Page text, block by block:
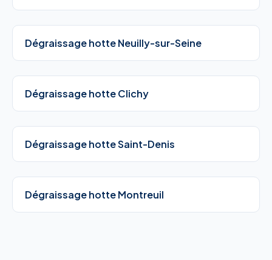
Dégraissage hotte Neuilly-sur-Seine
Dégraissage hotte Clichy
Dégraissage hotte Saint-Denis
Dégraissage hotte Montreuil